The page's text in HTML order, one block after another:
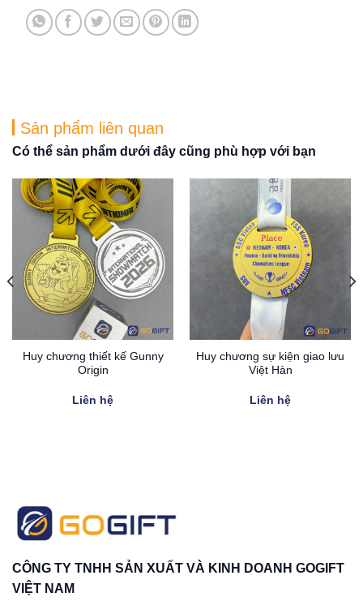
Sản phẩm liên quan
Có thể sản phẩm dưới đây cũng phù hợp với bạn
Huy chương thiết kế Gunny
Origin
Liên hệ
Huy chương sự kiện giao lưu
Việt Hàn
Liên hệ
CÔNG TY TNHH SẢN XUẤT VÀ KINH DOANH GOGIFT
VIỆT NAM